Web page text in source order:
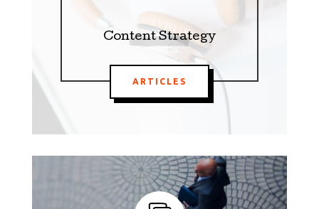
Content Strategy
ARTICLES